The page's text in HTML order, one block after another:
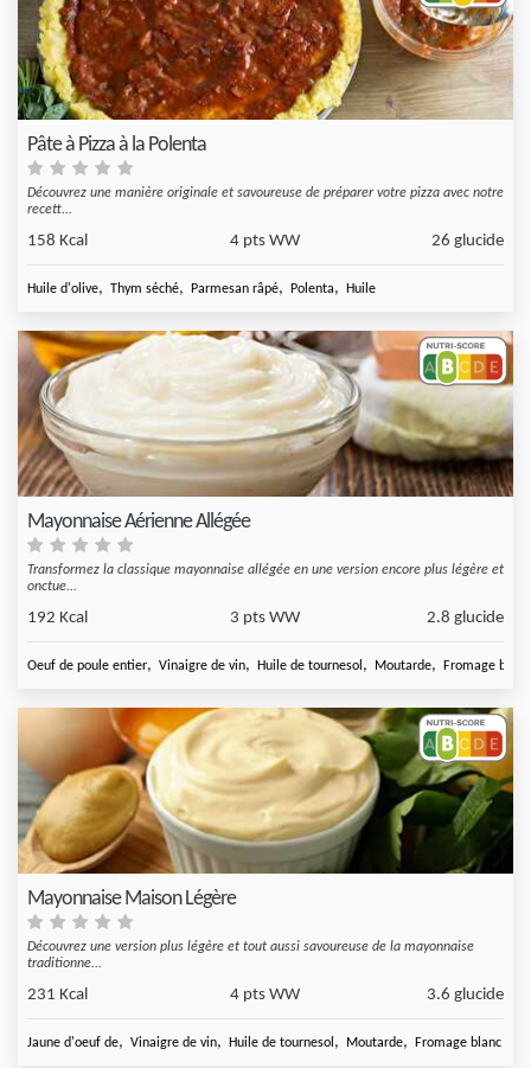
Pâte à Pizza à la Polenta
Découvrez une manière originale et savoureuse de préparer votre pizza avec notre
recett...
158 Kcal 4 pts WW 26 glucide
Huile d'olive, Thym séché, Parmesan râpé, Polenta, Huile
Mayonnaise Aérienne Allégée
Transformez la classique mayonnaise allégée en une version encore plus légère et
onctue...
192 Kcal 3 pts WW 2.8 glucide
Oeuf de poule entier, Vinaigre de vin, Huile de tournesol , Moutarde, Fromage
Mayonnaise Maison Légère
Découvrez une version plus légère et tout aussi savoureuse de la mayonnaise
traditionne...
231 Kcal 4 pts WW 3.6 glucide
Jaune d'oeuf de, Vinaigre de vin, Huile de tournesol , Moutarde, Fromage blanc